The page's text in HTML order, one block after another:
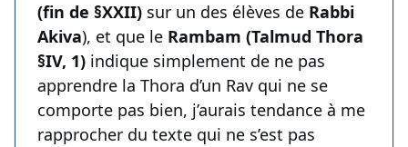
(fin de §XXII) sur un des élèves de Rabbi
Akiva), et que le Rambam (Talmud Thora
§IV, 1) indique simplement de ne pas
apprendre la Thora d’un Rav qui ne se
comporte pas bien, j’aurais tendance à me
rapprocher du texte qui ne s’est pas